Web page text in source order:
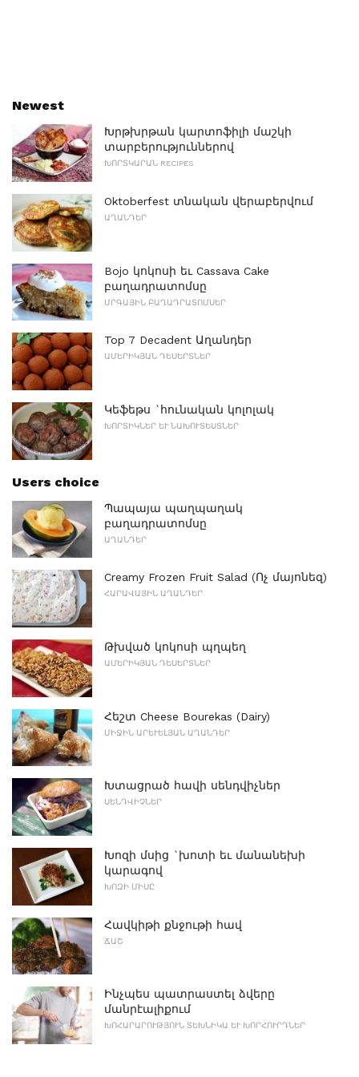
Newest
Խրթխրթան կարտոֆիլի մաշկի
տարբերություններով
ԽՈՐՏԿԱՐԱՆ RECIPES
Oktoberfest տնական վերաբերվում
ԱՂԱՆԴԵՐ
Bojo կոկոսի եւ Cassava Cake
բաղադրատոմսը
ՄՐԳԱՅԻՆ ԲԱՂԱԴՐԱՏՈՄՍԵՐ
Top 7 Decadent Աղանդեր
ԱՄԵՐԻԿՅԱՆ ԴԵՍԵՐՏՆԵՐ
Կեֆեթս `հունական կոլոլակ
ԽՈՐՏԻԿՆԵՐ ԵՒ ՆԱԽՈՒՏԵՍՏՆԵՐ
Users choice
Պապայա պաղպաղակ
բաղադրատոմսը
ԱՂԱՆԴԵՐ
Creamy Frozen Fruit Salad (Ոչ մայոնեզ)
ՀԱՐԱՎԱՅԻՆ ԱՂԱՆԴԵՐ
Թխված կոկոսի պղպեղ
ԱՄԵՐԻԿՅԱՆ ԴԵՍԵՐՏՆԵՐ
Հեշտ Cheese Bourekas (Dairy)
ՄԻՋԻՆ ԱՐԵՒԵԼՅԱՆ ԱՂԱՆԴԵՐ
Խտացրած հավի սենդվիչներ
ՍԵՆԴՎԻՉՆԵՐ
Խոզի մսից `խոտի եւ մանանեխի
կարագով
ԽՈԶԻ ՄԻՍԸ
Հավկիթի քնջութի հավ
ՃԱՇ
Ինչպես պատրաստել ձվերը
մանրէալիքում
ԽՈՀԱՐԱՐՈՒԹՅՈՒՆ ՏԵԽՆԻԿԱ ԵՒ ԽՈՐՀՈՒՐԴՆԵՐ